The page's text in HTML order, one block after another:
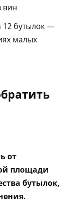
вин
бутылок —
малых
от
площади
бутылок,